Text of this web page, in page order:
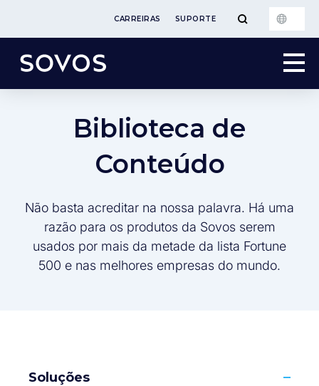
CARREIRAS SUPORTE
Biblioteca de
Conteúdo
Não basta acreditar na nossa palavra. Há uma
razão para os produtos da Sovos serem
usados por mais da metade da lista Fortune
500 e nas melhores empresas do mundo.
Soluções